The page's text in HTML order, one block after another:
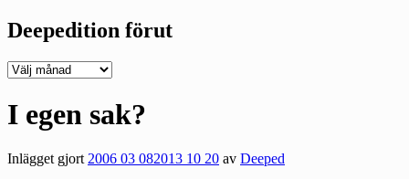
Deepedition förut
Deepedition
I egen sak?
Inlägget gjort2006 03 082013 10 20 av Deeped